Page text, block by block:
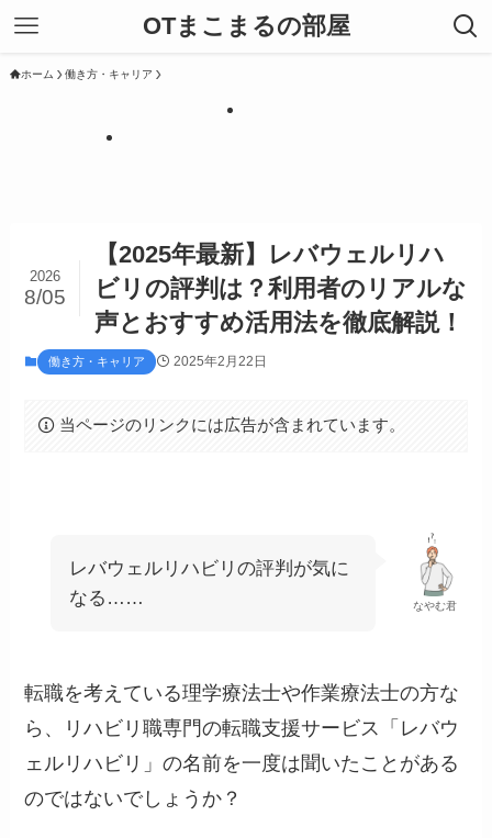
OTまこまるの部屋
ホーム 働き方・キャリア
【2025年最新】レバウェルリハ
ビリの評判は？利用者のリアルな
声とおすすめ活用法を徹底解説！
2026
8/05
働き方・キャリア 2025年2月22日
当ページのリンクには広告が含まれています。
なやむ君
レバウェルリハビリの評判が気に
なる……
転職を考えている理学療法士や作業療法士の方な
ら、リハビリ職専門の転職支援サービス「レバウ
ェルリハビリ」の名前を一度は聞いたことがある
のではないでしょうか？